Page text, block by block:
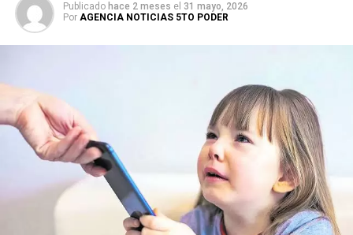
Publicado hace 2 meses el 31 mayo, 2026
Por AGENCIA NOTICIAS 5TO PODER